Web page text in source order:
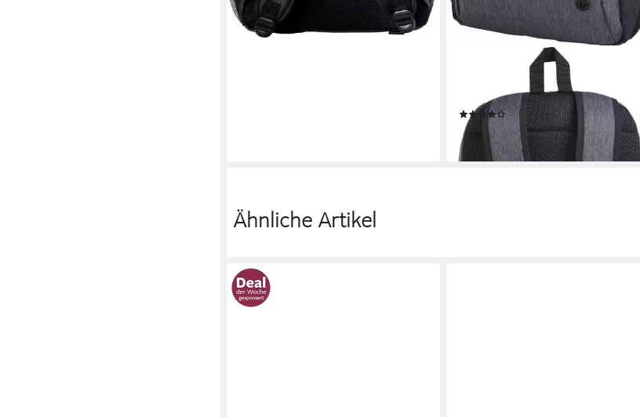
Notebookrucksack Prelude Pro 15,6"
Backpack (1-tlg)
(2)
56,68 €
lieferbar - in 3-4 Werktagen bei dir
Ähnliche Artikel